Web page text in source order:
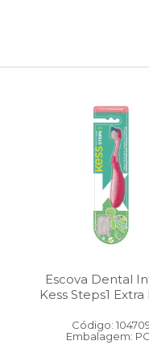
Escova Dental
Kess Steps1 Extra
Código:
Embalagem: